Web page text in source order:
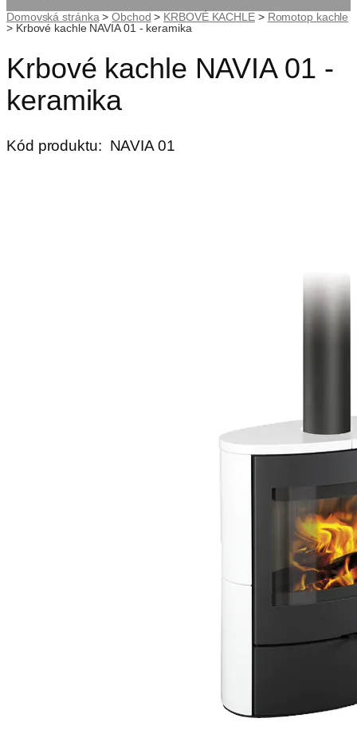
Domovská stránka >Obchod > KRBOVÉ KACHLE> Romotop kachle
> Krbové kachle NAVIA 01 - keramika
Krbové kachle NAVIA 01 -
keramika
Kód produktu: NAVIA 01